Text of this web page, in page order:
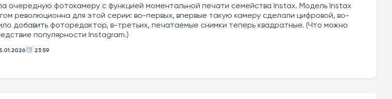
очередную фотокамеру с функцией моментальной печати семейства Instax. Модель Instax
революционна для этой серии: во-первых, впервые такую камеру сделали цифровой, во-
добавить фоторедактор, в-третьих, печатаемые снимки теперь квадратные. (Что можно
популярности Instagram.)
23:59